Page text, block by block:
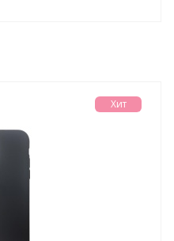
Хит